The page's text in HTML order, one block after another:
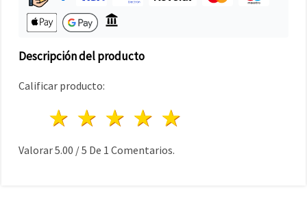
Descripción del producto
Calificar producto:
4 estrellas
3 estrellas
2 estrellas
1 estrella
Valorar5.00 /5 De 1 Comentarios.